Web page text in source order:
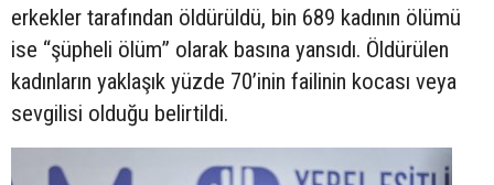
erkekler tarafından öldürüldü, bin 689 kadının ölümü
ise “şüpheli ölüm” olarak basına yansıdı. Öldürülen
kadınların yaklaşık yüzde 70’inin failinin kocası veya
sevgilisi olduğu belirtildi.